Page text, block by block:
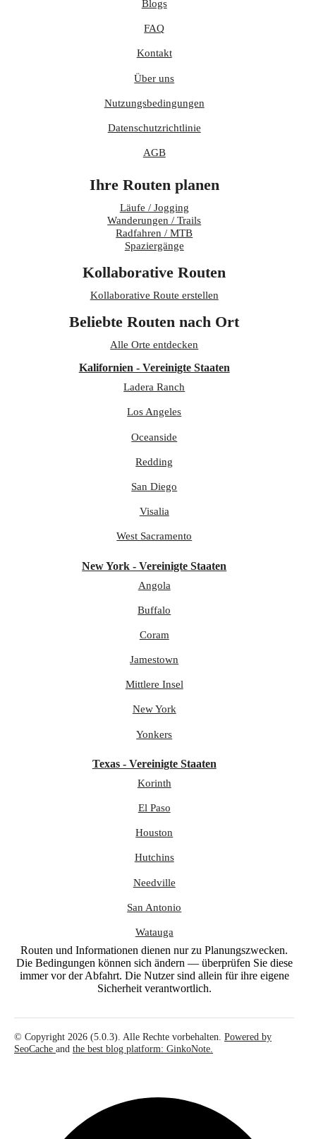
Blogs
FAQ
Kontakt
Über uns
Nutzungsbedingungen
Datenschutzrichtlinie
AGB
Ihre Routen planen
Läufe / Jogging
Wanderungen / Trails
Radfahren / MTB
Spaziergänge
Kollaborative Routen
Kollaborative Route erstellen
Beliebte Routen nach Ort
Alle Orte entdecken
Kalifornien - Vereinigte Staaten
Ladera Ranch
Los Angeles
Oceanside
Redding
San Diego
Visalia
West Sacramento
New York - Vereinigte Staaten
Angola
Buffalo
Coram
Jamestown
Mittlere Insel
New York
Yonkers
Texas - Vereinigte Staaten
Korinth
El Paso
Houston
Hutchins
Needville
San Antonio
Watauga
Routen und Informationen dienen nur zu Planungszwecken.
Die Bedingungen können sich ändern — überprüfen Sie diese
immer vor der Abfahrt. Die Nutzer sind allein für ihre eigene
Sicherheit verantwortlich.
© Copyright 2026 (5.0.3). Alle Rechte vorbehalten. Powered by
SeoCache and the best blog platform: GinkoNote.